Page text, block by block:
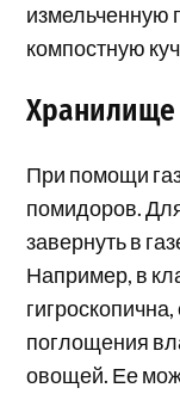
измельченную
компостную
При помощи
помидоров.
завернуть в
Например, в
поглощения
овощей. Ее